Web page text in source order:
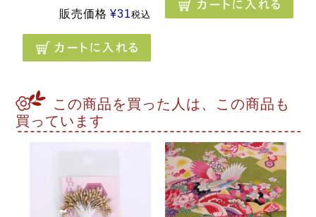
販売価格 ¥31税込
この商品を買った人は、この商品も
買っています